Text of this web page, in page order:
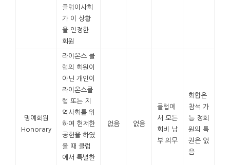
클럽이사회
가 이 상황
을 인정한
회원
명예회원
Honorary
라이온스 클
럽의 회원이
아닌 개인이
라이온스클
럽 또는 지
역사회를 위
하여 현저한
공헌을 하였
을 때 클럽
에서 특별한
없음 없음
클럽에
서 모든
회비 납
부 의무
회합은
참석 가
능 정회
원의 특
권은 없
음